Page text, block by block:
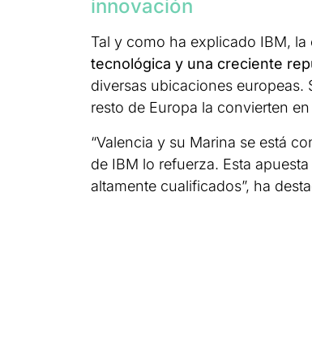
innovación
Tal y como ha explicado IBM, la
tecnológica y una creciente
diversas ubicaciones
resto de Europa la convierten
“Valencia y su Marina se está
de IBM lo refuerza. Esta
altamente cualificados”, ha